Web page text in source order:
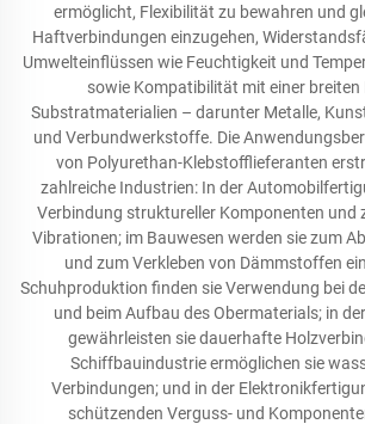
ermöglicht, Flexibilität zu bewahren und
Haftverbindungen einzugehen,
Umwelteinflüssen wie Feuchtigkeit und
sowie Kompatibilität mit einer breiten
Substratmaterialien – darunter Metalle,
und Verbundwerkstoffe. Die
von Polyurethan-Klebstofflieferanten
zahlreiche Industrien: In der
Verbindung struktureller Komponenten und
Vibrationen; im Bauwesen werden sie zum
und zum Verkleben von Dämmstoffen
Schuhproduktion finden sie Verwendung bei
und beim Aufbau des Obermaterials; in
gewährleisten sie dauerhafte
Schiffbauindustrie ermöglichen sie
Verbindungen; und in der
schützenden Verguss- und